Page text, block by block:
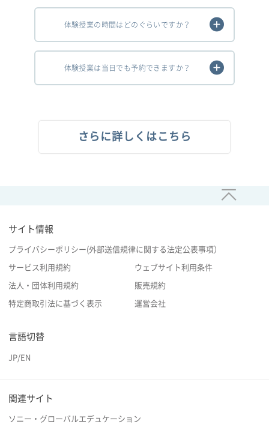
体験授業の時間はどのぐらいですか？
体験授業は当日でも予約できますか？
さらに詳しくはこちら
サイト情報
プライバシーポリシー(外部送信規律に関する法定公表事項）
サービス利用規約 ウェブサイト利用条件
法人・団体利用規約 販売規約
特定商取引法に基づく表示 運営会社
言語切替
JP/EN
関連サイト
ソニー・グローバルエデュケーション